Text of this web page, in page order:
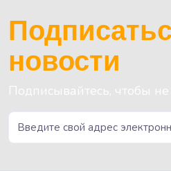
новости
Подписывайтесь, чтобы